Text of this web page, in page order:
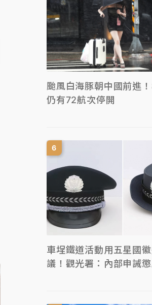
颱風白海豚朝中國前進
仍有72航次停開
車埕鐵道活動用五星國
議！觀光署：內部申誡